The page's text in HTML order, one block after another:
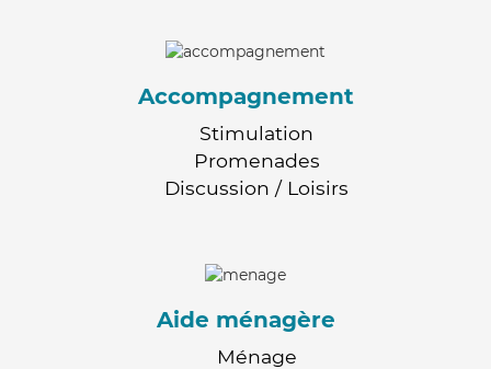
Accompagnement
Stimulation
Promenades
Discussion / Loisirs
Aide ménagère
Ménage